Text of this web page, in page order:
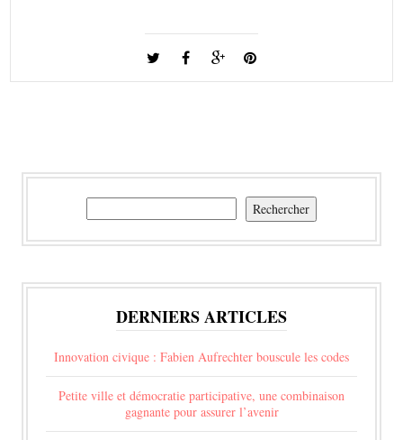
Rechercher
DERNIERS ARTICLES
Innovation civique : Fabien Aufrechter bouscule les codes
Petite ville et démocratie participative, une combinaison
gagnante pour assurer l’avenir